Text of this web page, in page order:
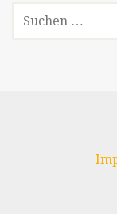
SUCHEN
NACH: